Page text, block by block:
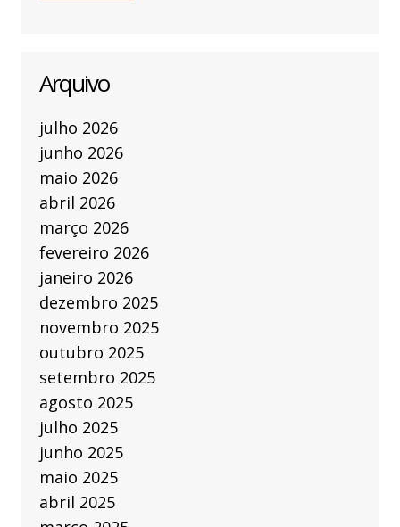
Arquivo
julho 2026
junho 2026
maio 2026
abril 2026
março 2026
fevereiro 2026
janeiro 2026
dezembro 2025
novembro 2025
outubro 2025
setembro 2025
agosto 2025
julho 2025
junho 2025
maio 2025
abril 2025